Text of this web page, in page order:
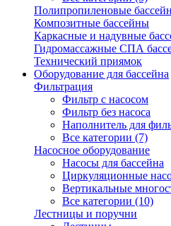
Полипропиленовые
Композитные бассейны
Каркасные и надувные
Гидромассажные СПА
Технический приямок
Оборудование для бассейна
Фильтрация
Фильтр с насосом
Фильтр без насоса
Наполнитель для
Все категории (7)
Насосное оборудование
Насосы для бассейна
Циркуляционные
Вертикальные
Все категории (10)
Лестницы и поручни